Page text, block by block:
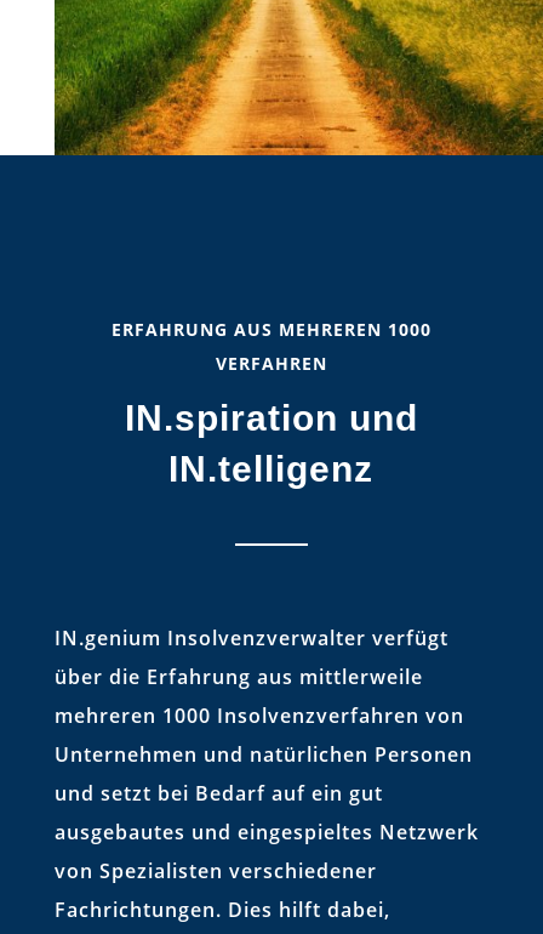
ERFAHRUNG AUS MEHREREN 1000
VERFAHREN
IN.spiration und
IN.telligenz
IN.genium Insolvenzverwalter verfügt
über die Erfahrung aus mittlerweile
mehreren 1000 Insolvenzverfahren von
Unternehmen und natürlichen Personen
und setzt bei Bedarf auf ein gut
ausgebautes und eingespieltes Netzwerk
von Spezialisten verschiedener
Fachrichtungen. Dies hilft dabei,